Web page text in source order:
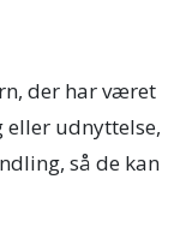
der har været
udnyttelse,
så de kan